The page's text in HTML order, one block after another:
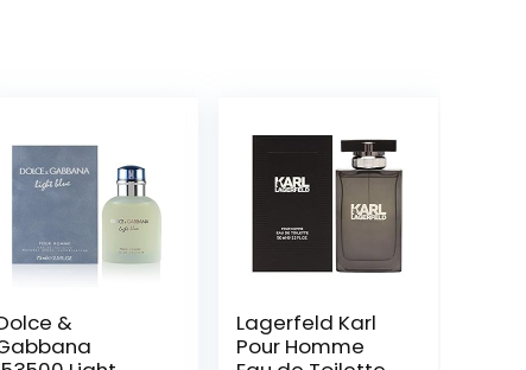
&
Lagerfeld Karl
Pour Homme